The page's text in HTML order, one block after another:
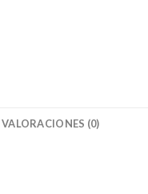
VALORACIONES (0)